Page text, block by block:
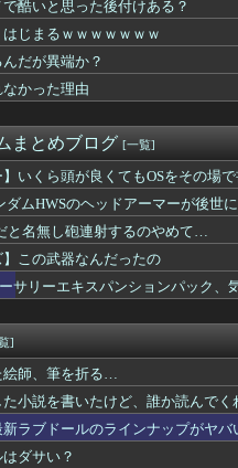
酷いと思った後付けある？
じまるｗｗｗｗｗｗｗ
んだが異端か？
なかった理由
まとめブログ [一覧]
いくら頭が良くてもOSをその場
ダムHWSのヘッドアーマーが後世
と名無し砲連射するのやめて…
】この武器なんだったの
サリーエキスパンションパック、
]
絵師、筆を折る…
小説を書いたけど、誰か読んでく
新ラブドールのラインナップがヤバ
ダサい？